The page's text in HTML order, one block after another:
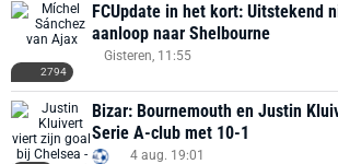
2794
FCUpdate in het kort: Uitstekend
aanloop naar Shelbourne
Gisteren, 11:55
Bizar: Bournemouth en Justin
Serie A-club met 10-1
4 aug. 19:01